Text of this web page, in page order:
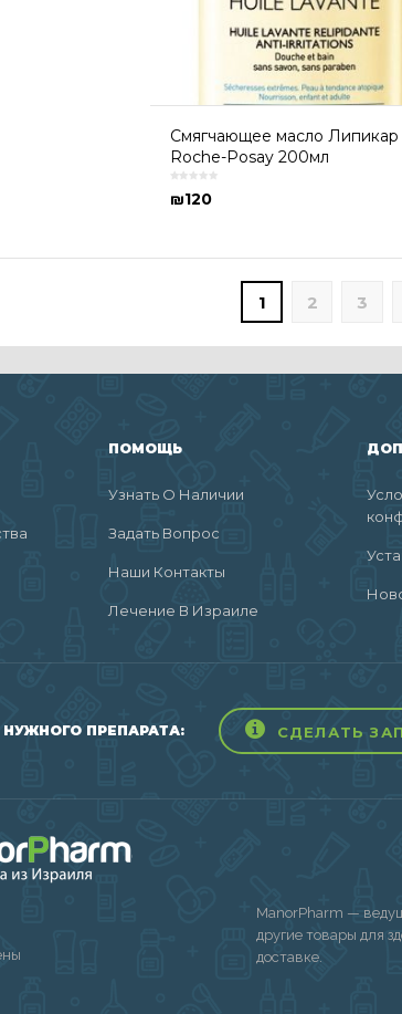
Cмягчающее масло Липикар
Roche-Posay 200мл
₪120
1 2 3
ПОМОЩЬ
Узнать О Наличии
Задать Вопрос
Наши Контакты
Лечение В Израиле
ПРЕПАРАТА: СДЕЛАТЬ
ManorPharm —
другие товары для
доставке.